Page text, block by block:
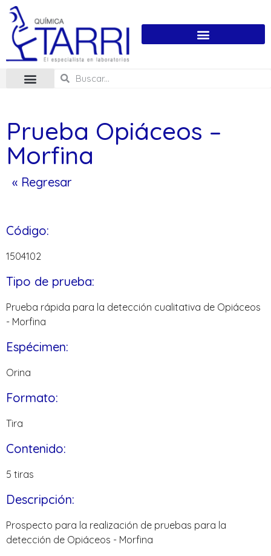
Prueba Opiáceos –
Morfina
« Regresar
Código:
1504102
Tipo de prueba:
Prueba rápida para la detección cualitativa de Opiáceos
- Morfina
Espécimen:
Orina
Formato:
Tira
Contenido:
5 tiras
Descripción:
Prospecto para la realización de pruebas para la
detección de Opiáceos - Morfina